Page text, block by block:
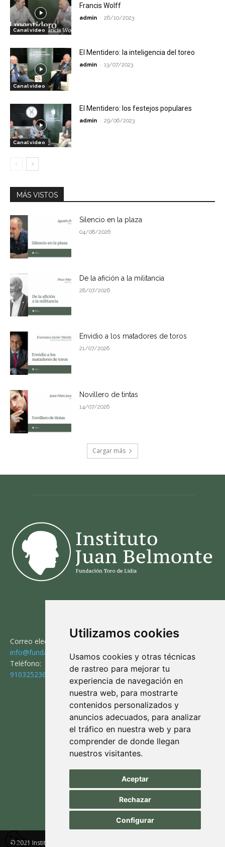
Utilizamos cookies
Usamos cookies y otras técnicas
de rastreo para mejorar tu
experiencia de navegación en
nuestra web, para mostrarte
contenidos personalizados y
anuncios adecuados, para analizar
el tráfico en nuestra web y para
comprender de donde llegan
nuestros visitantes.
Aceptar
Rechazar
Configurar
Correo electrónico:
info@fundaciontorodelidia.org
Teléfono:
910325236
SÍGUENOS
Aviso legal|Política de privacidad|
Política de cookies
© 2021 Instituto Juan Belmonte | Todos los derechos reservados